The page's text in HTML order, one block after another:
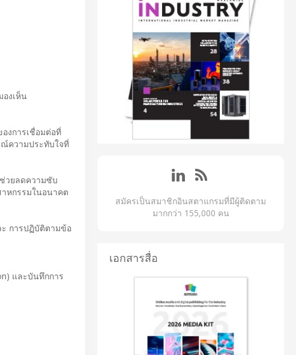
งเห็น
งการเชื่อมต่อที่
ความประทับใจที่
วยลดความซับ
หกรรมในอนาคต
ะ การปฏิบัติตามข้อ
และบันทึกการ
สมัครเป็นสมาชิกอินสตาแกรมที่มีผู้ติดตาม
มากกว่า 155,000 คน
เอกสารสื่อ